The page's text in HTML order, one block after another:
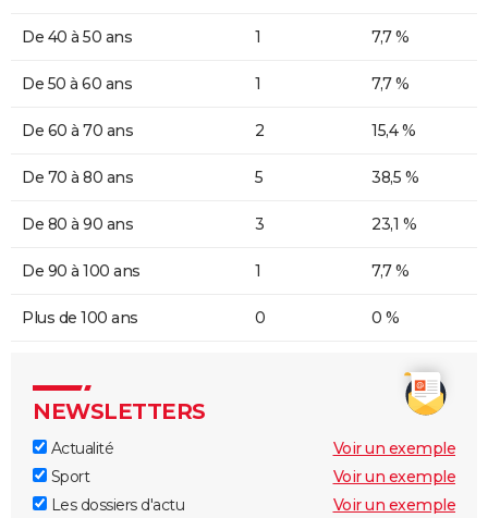
De 40 à 50 ans 1 7,7 %
De 50 à 60 ans 1 7,7 %
De 60 à 70 ans 2 15,4 %
De 70 à 80 ans 5 38,5 %
De 80 à 90 ans 3 23,1 %
De 90 à 100 ans 1 7,7 %
Plus de 100 ans 0 0 %
NEWSLETTERS
Actualité
Voir un exemple
Sport
Voir un exemple
Les dossiers d'actu
Voir un exemple